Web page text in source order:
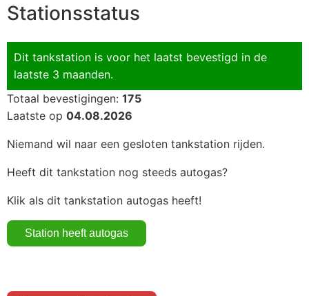
Stationsstatus
Dit tankstation is voor het laatst bevestigd in de
laatste 3 maanden.
Totaal bevestigingen: 175
Laatste op 04.08.2026
Niemand wil naar een gesloten tankstation rijden.
Heeft dit tankstation nog steeds autogas?
Klik als dit tankstation autogas heeft!